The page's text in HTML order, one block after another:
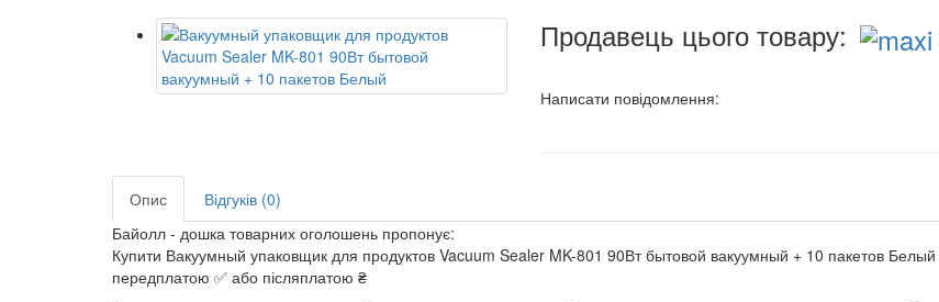
Продавець цього товару:
Написати повідомлення:
Опис
Відгуків (0)
Байолл - дошка товарних оголошень пропонує:
Купити Вакуумный упаковщик для продуктов Vacuum Sealer MK-801 90Вт бытовой вакуумный + 10 пакетов
передплатою ✅ або післяплатою ₴